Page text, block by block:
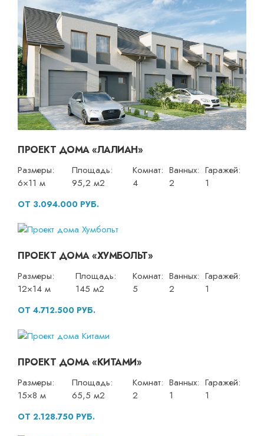
ПРОЕКТ ДОМА «ЛАЛИАН»
Размеры:
6×11 м
Площадь:
95,2 м2
Комнат:
4
Ванных:
2
Гаражей:
1
ОТ 3.094.000 РУБ.
ПРОЕКТ ДОМА «ХУМБОЛЬТ»
Размеры:
12×14 м
Площадь:
145 м2
Комнат:
5
Ванных:
2
Гаражей:
1
ОТ 4.712.500 РУБ.
ПРОЕКТ ДОМА «КИТАМИ»
Размеры:
15×8 м
Площадь:
65,5 м2
Комнат:
2
Ванных:
1
Гаражей:
1
ОТ 2.128.750 РУБ.